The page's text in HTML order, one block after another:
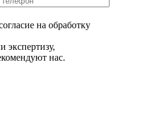
на обработку
экспертизу,
нас.